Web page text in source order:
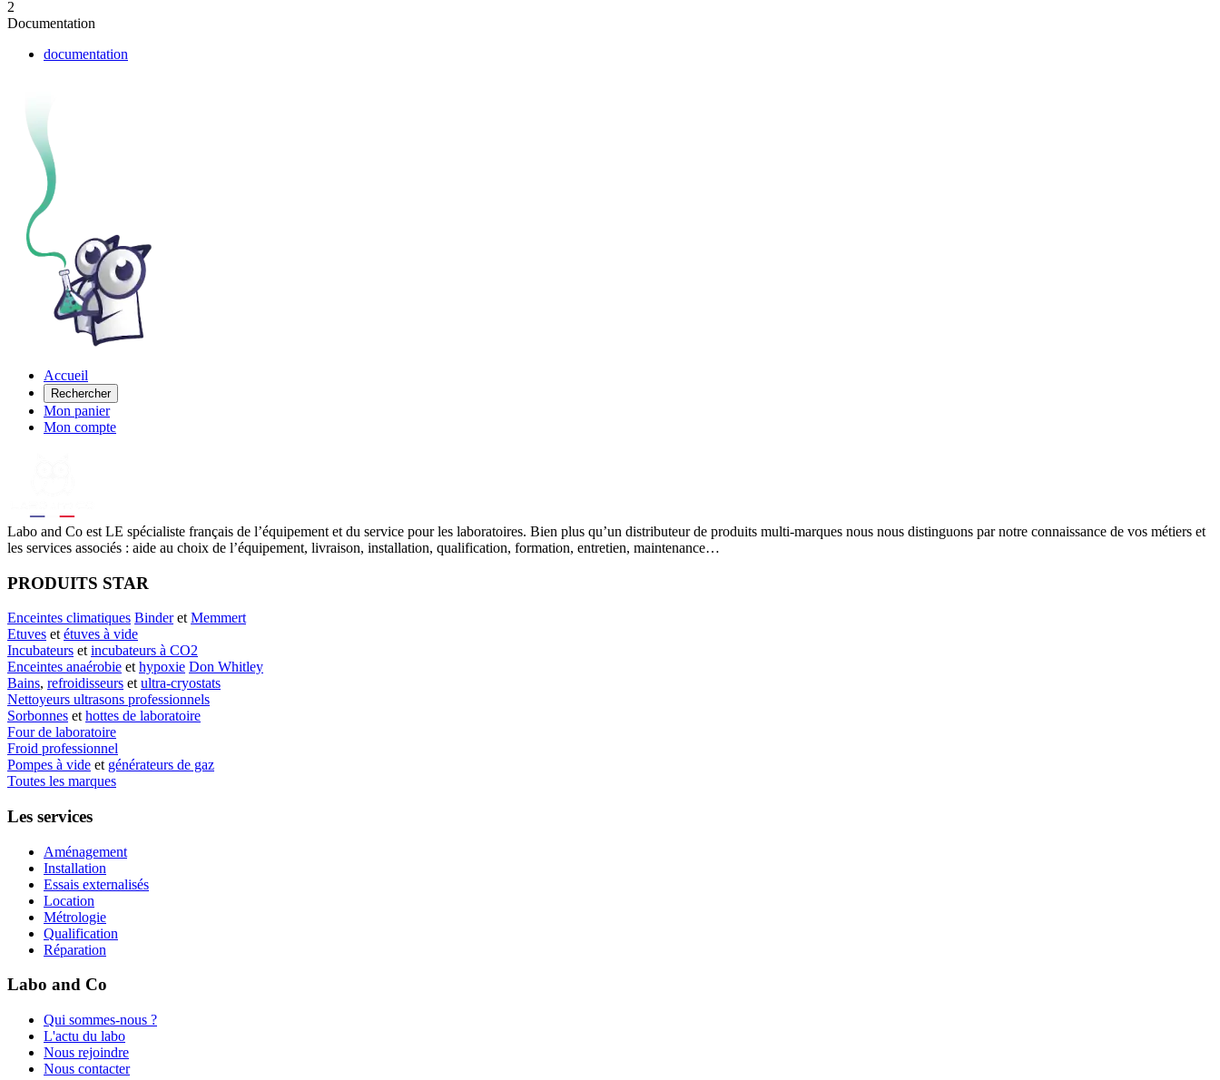
2
Documentation
documentation
Accueil
Rechercher
Mon panier
Mon compte
Labo and Co est LE spécialiste français de l’équipement et du service pour les laboratoires. Bien plus qu’un distributeur de produits multi-marques nous nous distinguons par notre connaissance de vos métiers et
les services associés : aide au choix de l’équipement, livraison, installation, qualification, formation, entretien, maintenance…
PRODUITS STAR
Enceintes climatiques Binderet Memmert
Etuves et étuves à vide
Incubateurs et incubateurs à CO2
Enceintes anaérobie et hypoxie Don Whitley
Bains, refroidisseurs et ultra-cryostats
Nettoyeurs ultrasons professionnels
Sorbonnes et hottes de laboratoire
Four de laboratoire
Froid professionnel
Pompes à vide et générateurs de gaz
Toutes les marques
Les services
Aménagement
Installation
Essais externalisés
Location
Métrologie
Qualification
Réparation
Labo and Co
Qui sommes-nous ?
L'actu du labo
Nous rejoindre
Nous contacter